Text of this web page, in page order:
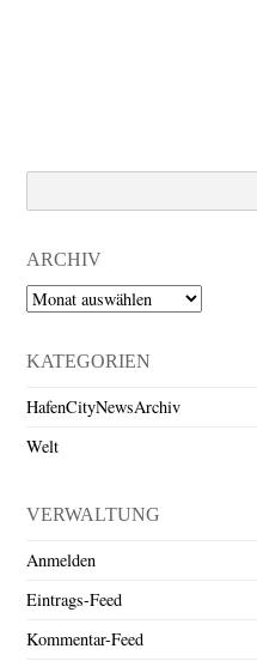
ARCHIV
Archiv
KATEGORIEN
HafenCityNewsArchiv
Welt
VERWALTUNG
Anmelden
Eintrags-Feed
Kommentar-Feed